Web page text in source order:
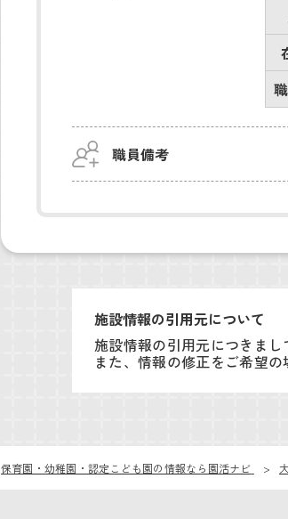
職員備考
施設情報の引用元について
施設情報の引用元につきまし
また、情報の修正をご希望
保育園・幼稚園・認定こども園の情報なら園活ナビ